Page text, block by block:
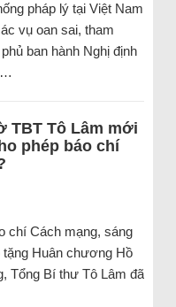
pháp lý tại Việt Nam
vụ oan sai, tham
ban hành Nghị định
TBT Tô Lâm mới
phép báo chí
chí Cách mạng, sáng
tặng Huân chương Hồ
Tổng Bí thư Tô Lâm đã